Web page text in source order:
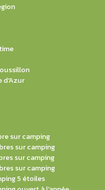
d'Azur
sur camping
sur camping
sur camping
sur camping
5 étoiles